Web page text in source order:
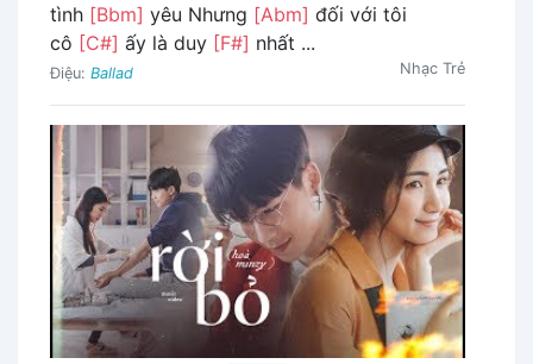
tình [Bbm] yêu Nhưng [Abm] đối với tôi
cô [C#] ấy là duy [F#] nhất ...
Điệu: Ballad Nhạc Trẻ